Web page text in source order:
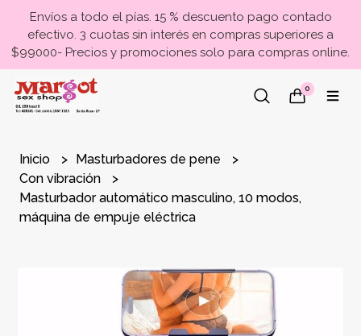
Envíos a todo el pías. 15 % descuento pago contado
efectivo. 3 cuotas sin interés en compras superiores a
$99000- Precios y promociones solo para compras online.
0
Inicio
Masturbadores de pene
Con vibración
Masturbador automático masculino, 10 modos,
máquina de empuje eléctrica